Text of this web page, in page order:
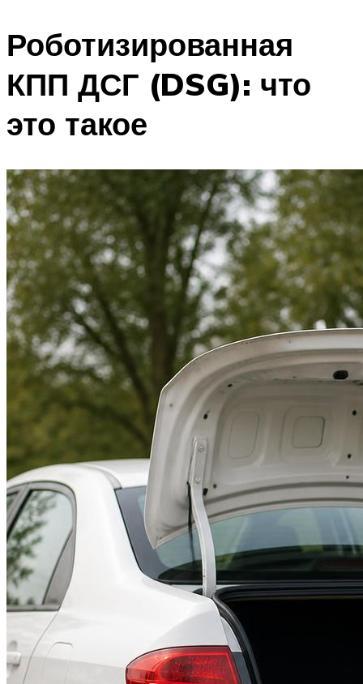
Роботизированная
КПП ДСГ (DSG): что
это такое